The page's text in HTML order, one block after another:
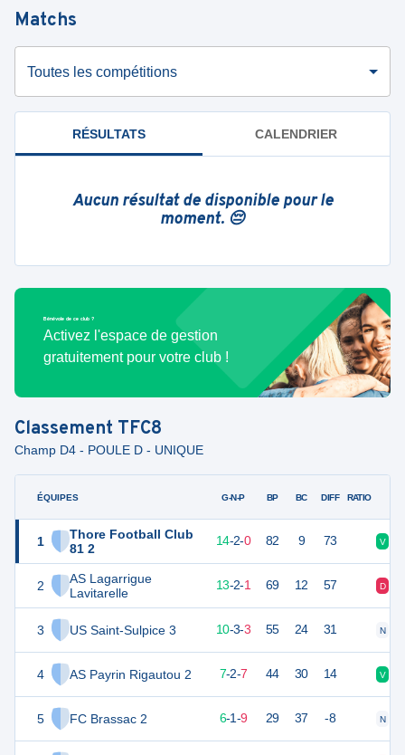
Matchs
Toutes les compétitions
RÉSULTATS CALENDRIER
Aucun résultat de disponible pour le
moment. 😔
Bénévole de ce club ?
Activez l'espace de gestion
gratuitement pour votre club !
Classement TFC8
Champ D4 - POULE D - UNIQUE
ÉQUIPES
1
Thore Football Club
81 2
2
AS Lagarrigue
Lavitarelle
3 US Saint-Sulpice 3
4 AS Payrin Rigautou 2
5 FC Brassac 2
G-N-P BP BC DIFF RATIO
44 16 14-2-0 82 9 73 V
13-2-1 69 12 57 D
33 10-3-3 55 24 31 N
23 16 7-2-7 44 30 14 V
6-1-9 29 37 -8 N